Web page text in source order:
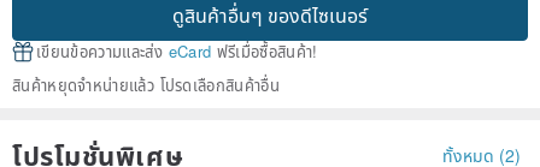
ดูสินค้าอื่นๆ ของดีไซเนอร์
เขียนข้อความและส่ง eCard ฟรีเมื่อซื้อสินค้า!
สินค้าหยุดจำหน่ายแล้ว โปรดเลือกสินค้าอื่น
โปรโมชั่นพิเศษ ทั้งหมด (2)